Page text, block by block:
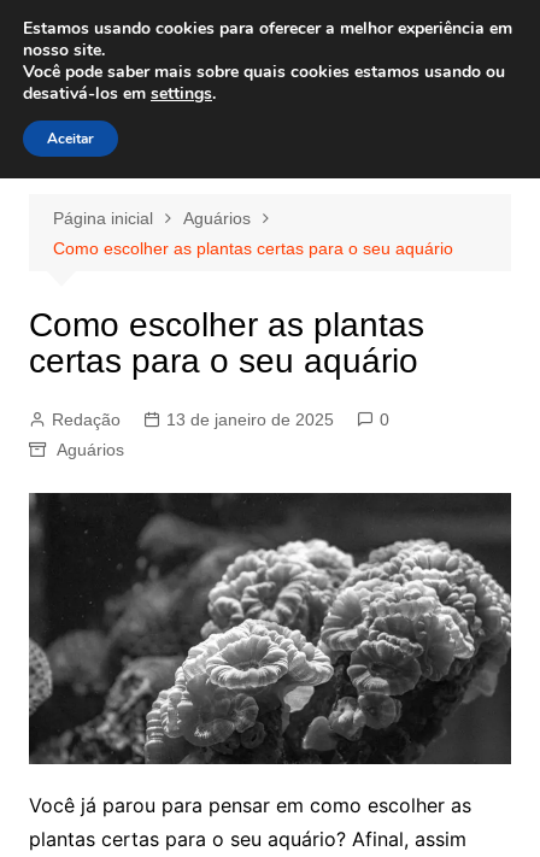
para
conteúdo
Wiley Wales
corais algas e vida marinha
Página inicial
Aguários
Como escolher as plantas certas para o seu aquário
Como escolher as plantas
certas para o seu aquário
Redação 13 de janeiro de 2025
0
Aguários
Você já parou⁣ para pensar em como escolher as
plantas certas para o seu ‌aquário? Afinal, assim⁤
Estamos usando cookies para oferecer a melhor experiência em
nosso site.
Você pode saber mais sobre quais cookies estamos usando ou
desativá-los em settings.
Aceitar